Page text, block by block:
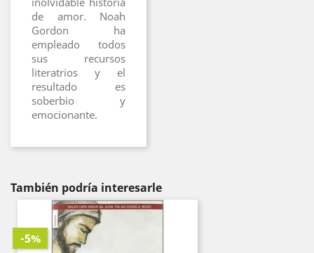
de amor. Noah
Gordon ha
empleado todos
sus recursos
literatrios y el
resultado es
soberbio y
emocionante.
También podría interesarle
-5%